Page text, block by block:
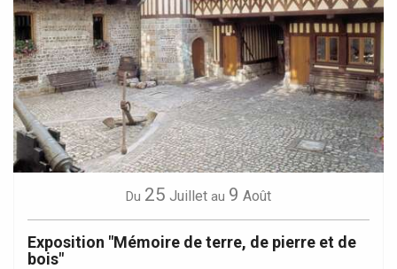
Du 25 Juillet au 9 Août
Exposition "Mémoire de terre, de pierre et de
bois"